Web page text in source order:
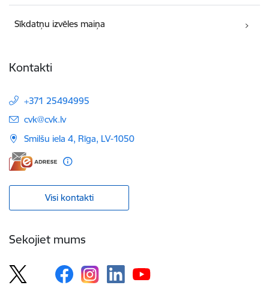
Sīkdatņu izvēles maiņa
Kontakti
+371 25494995
E-pasts:
cvk@cvk.lv
Smilšu iela 4, Rīga, LV-1050
Visi kontakti
Sekojiet mums